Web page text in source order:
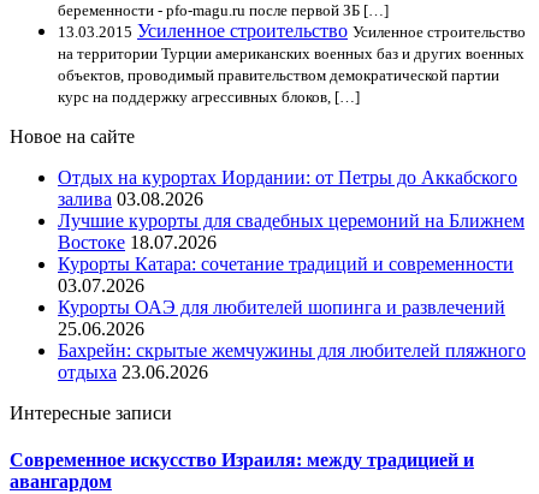
беременности - pfo-magu.ru после первой ЗБ […]
13.03.2015 Усиленное строительство Усиленное строительство
на территории Турции американских военных баз и других военных
объектов, проводимый правительством демократической партии
курс на поддержку агрессивных блоков, […]
Новое на сайте
Отдых на курортах Иордании: от Петры до Аккабского
залива 03.08.2026
Лучшие курорты для свадебных церемоний на Ближнем
Востоке 18.07.2026
Курорты Катара: сочетание традиций и современности
03.07.2026
Курорты ОАЭ для любителей шопинга и развлечений
25.06.2026
Бахрейн: скрытые жемчужины для любителей пляжного
отдыха 23.06.2026
Интересные записи
Современное искусство Израиля: между традицией и
авангардом